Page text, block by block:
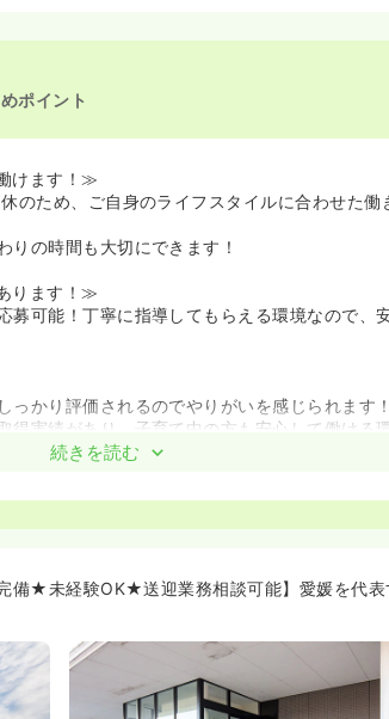
ポイント
けます！≫
のため、ご自身のライフスタイルに合わせた働
の時間も大切にできます！
ります！≫
可能！丁寧に指導してもらえる環境なので、
かり評価されるのでやりがいを感じられます！
実績があり、子育て中の方も安心して働ける
した安定した環境で、安心して長く働くことがで
続きを読む
備★未経験OK★送迎業務相談可能】愛媛を代表